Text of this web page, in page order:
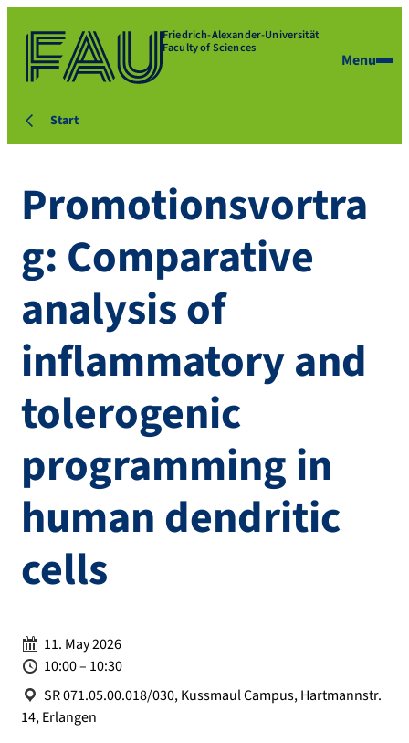
Friedrich-Alexander-Universität
Faculty of Sciences
Menu
Start
Promotionsvortra
g: Comparative
analysis of
inflammatory and
tolerogenic
programming in
human dendritic
cells
Date:
11. May 2026
Time:
10:00 – 10:30
Location:
SR 071.05.00.018/030, Kussmaul Campus, Hartmannstr.
14, Erlangen